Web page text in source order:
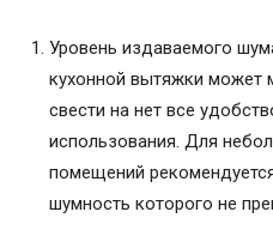
Уровень издаваемого
кухонной вытяжки может
свести на нет все
использования. Для
помещений
шумность которого не